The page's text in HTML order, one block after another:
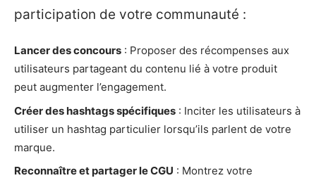
participation de votre communauté :
Lancer des concours : Proposer des récompenses aux
utilisateurs partageant du contenu lié à votre produit
peut augmenter l’engagement.
Créer des hashtags spécifiques : Inciter les utilisateurs à
utiliser un hashtag particulier lorsqu’ils parlent de votre
marque.
Reconnaître et partager le CGU : Montrez votre